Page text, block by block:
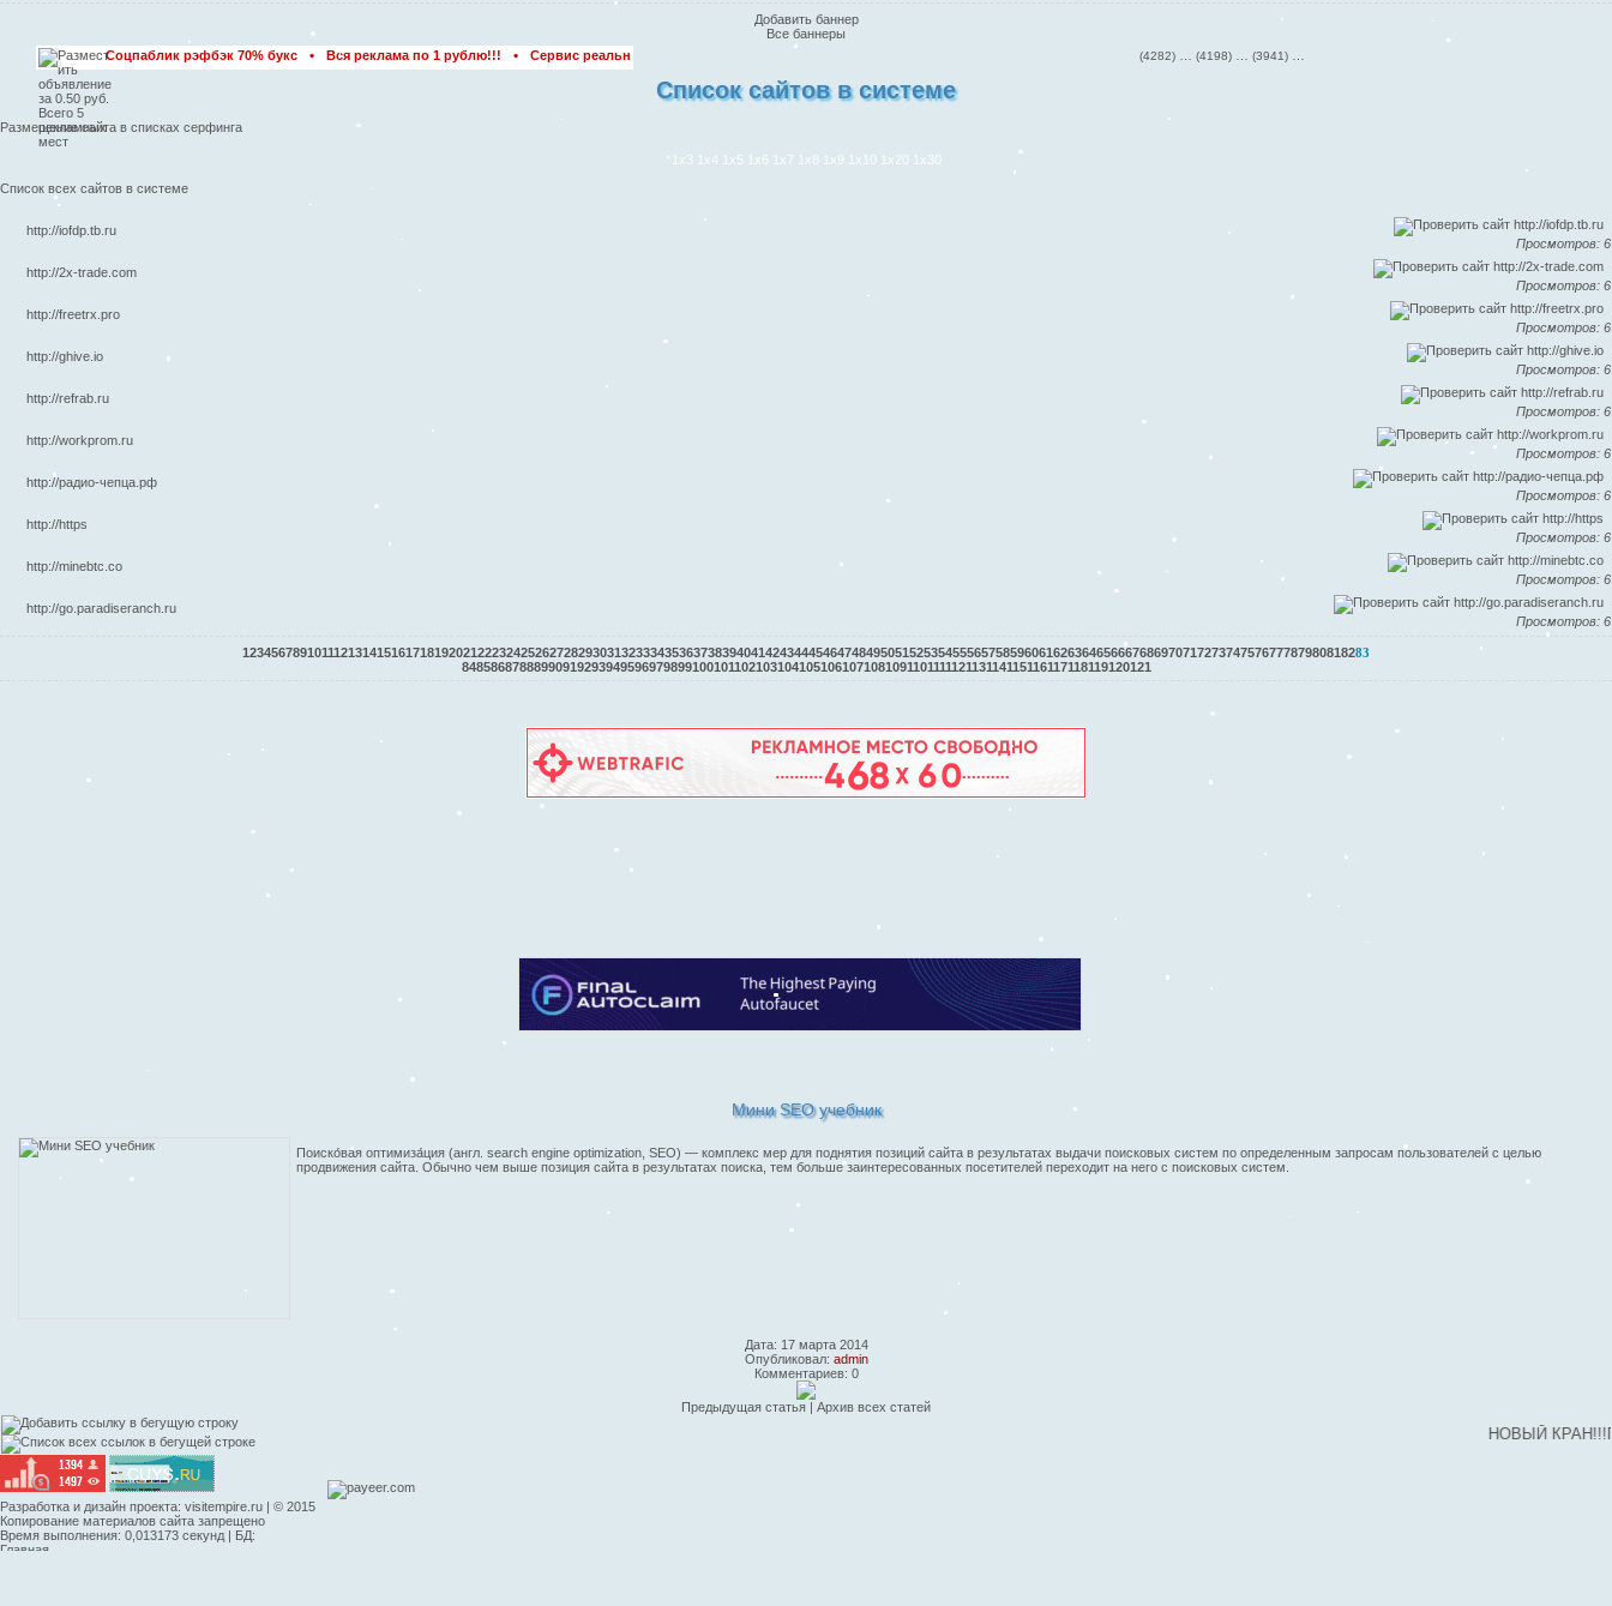
Добавить баннер
Все баннеры
Соцпаблик рэфбэк 70% букс
• Вся реклама по 1 рублю!!! • Сервис реального заработка Убивай вирусы получай сатоши с 8 уровня
(4198)… (3941)…
Список сайтов в системе
Размещение сайта в списках серфинга
1x3 1x4 1x5 1x6 1x7 1x8 1x9 1x10 1x20 1x30
Список всех сайтов в системе
http://iofdp.tb.ru
Просмотров: 6
http://2x-trade.com
Просмотров: 6
http://freetrx.pro
Просмотров: 6
http://ghive.io
Просмотров: 6
http://refrab.ru
Просмотров: 6
http://workprom.ru
Просмотров: 6
http://радио-чепца.рф
Просмотров: 6
http://https
Просмотров: 6
http://minebtc.co
Просмотров: 6
http://go.paradiseranch.ru
Просмотров: 6
1234567891011121314151617181920212223242526272829303132333435363738394041424344454647484950515253545556575859606162636465666768697071727374757677787980818283
84858687888990919293949596979899100101102103104105106107108109110111112113114115116117118119120121
Мини SEO учебник
Поиско́вая оптимиза́ция (англ. search engine optimization, SEO) — комплекс мер для поднятия позиций сайта в результатах выдачи поисковых систем по определенным запросам пользователей с целью
продвижения сайта. Обычно чем выше позиция сайта в результатах поиска, тем больше заинтересованных посетителей переходит на него с поисковых систем.
Дата: 17 марта 2014
Опубликовал: admin
Комментариев: 0
Предыдущая статья | Архив всех статей
НОВЫЙ КРАН!!!ПОЛНО
Разработка и дизайн проекта: visitempire.ru | © 2015
Копирование материалов сайта запрещено
Время выполнения: 0,013173 секунд | БД:
Главная